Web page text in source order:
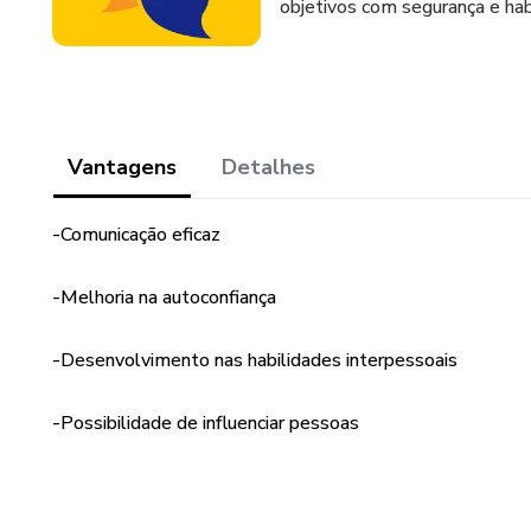
objetivos com segurança e
Vantagens Detalhes
-Comunicação eficaz
-Melhoria na autoconfiança
-Desenvolvimento nas habilidades interpessoais
-Possibilidade de influenciar pessoas